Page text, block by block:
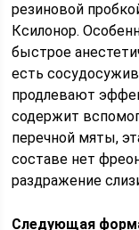
резиновой
Ксилонор.
быстрое
есть
продлевают
содержит
перечной мяты,
составе нет
раздражение
Следующая